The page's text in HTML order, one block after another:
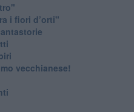
i fiori d’orti"
vecchianese!